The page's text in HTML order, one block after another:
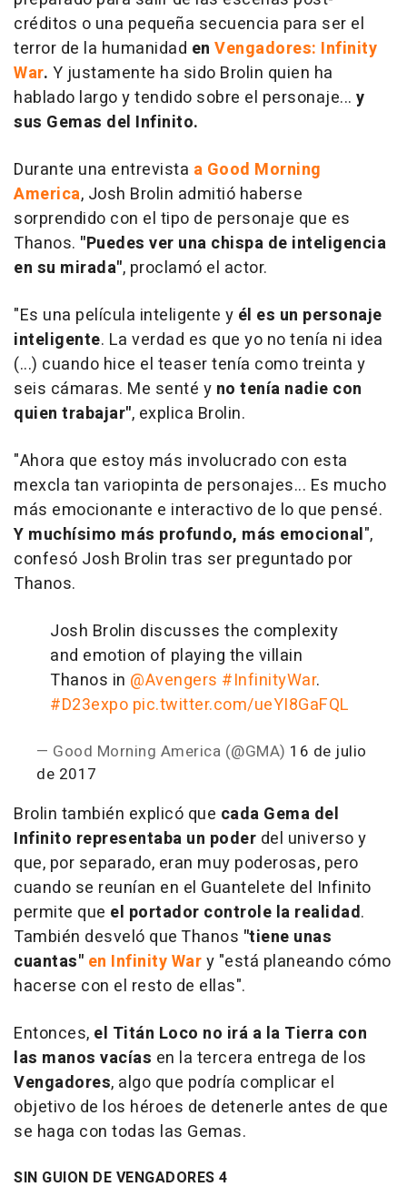
créditos o una pequeña secuencia para ser el
terror de la humanidad en Vengadores: Infinity
War. Y justamente ha sido Brolin quien ha
hablado largo y tendido sobre el personaje... y
sus Gemas del Infinito.
Durante una entrevista a Good Morning
America, Josh Brolin admitió haberse
sorprendido con el tipo de personaje que es
Thanos. "Puedes ver una chispa de inteligencia
en su mirada", proclamó el actor.
"Es una película inteligente y él es un personaje
inteligente. La verdad es que yo no tenía ni idea
(...) cuando hice el teaser tenía como treinta y
seis cámaras. Me senté y no tenía nadie con
quien trabajar", explica Brolin.
"Ahora que estoy más involucrado con esta
mexcla tan variopinta de personajes... Es mucho
más emocionante e interactivo de lo que pensé.
Y muchísimo más profundo, más emocional",
confesó Josh Brolin tras ser preguntado por
Thanos.
Josh Brolin discusses the complexity
and emotion of playing the villain
Thanos in @Avengers #InfinityWar.
#D23expo pic.twitter.com/ueYI8GaFQL
— Good Morning America (@GMA) 16 de julio
de 2017
Brolin también explicó que cada Gema del
Infinito representaba un poder del universo y
que, por separado, eran muy poderosas, pero
cuando se reunían en el Guantelete del Infinito
permite que el portador controle la realidad.
También desveló que Thanos "tiene unas
cuantas" en Infinity Wary "está planeando cómo
hacerse con el resto de ellas".
Entonces, el Titán Loco no irá a la Tierra con
las manos vacías en la tercera entrega de los
Vengadores, algo que podría complicar el
objetivo de los héroes de detenerle antes de que
se haga con todas las Gemas.
SIN GUION DE VENGADORES 4